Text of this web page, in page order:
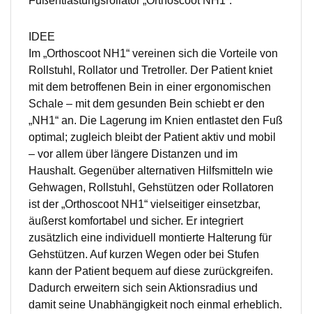
IDEE
Im „Orthoscoot NH1“ vereinen sich die Vorteile von
Rollstuhl, Rollator und Tretroller. Der Patient kniet
mit dem betroffenen Bein in einer ergonomischen
Schale – mit dem gesunden Bein schiebt er den
„NH1“ an. Die Lagerung im Knien entlastet den Fuß
optimal; zugleich bleibt der Patient aktiv und mobil
– vor allem über längere Distanzen und im
Haushalt. Gegenüber alternativen Hilfsmitteln wie
Gehwagen, Rollstuhl, Gehstützen oder Rollatoren
ist der „Orthoscoot NH1“ vielseitiger einsetzbar,
äußerst komfortabel und sicher. Er integriert
zusätzlich eine individuell montierte Halterung für
Gehstützen. Auf kurzen Wegen oder bei Stufen
kann der Patient bequem auf diese zurückgreifen.
Dadurch erweitern sich sein Aktionsradius und
damit seine Unabhängigkeit noch einmal erheblich.